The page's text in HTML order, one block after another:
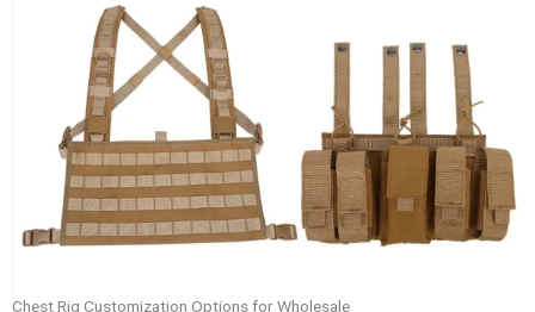
Chest Rig Customization Options for Wholesale